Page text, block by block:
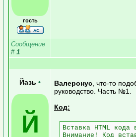
гость
Сообщение
# 1
Йазь •
Й
Валеронус , что-то
руководство. Часть №1.
Код:
Вставка HTML кода
Внимание! Код